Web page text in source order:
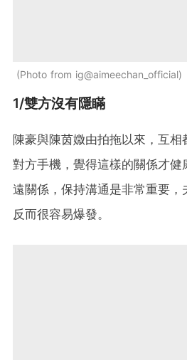
Photo from ig@aimeechan_official
1/雙方沒有隱瞞
陳豪與陳茵媺由拍拖以來，互
對方手機，覺得這樣的關係才
遠關係，保持溝通是非常重要，
反而很容易爆發。